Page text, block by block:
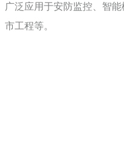
广泛应用于安防监控、智
市工程等。